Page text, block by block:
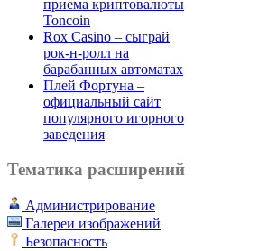
приема криптовалюты
Toncoin
Rox Casino – сыграй
рок-н-ролл на
барабанных автоматах
Плей Фортуна –
официальный сайт
популярного игорного
заведения
Тематика расширений
Администрирование
Галереи изображений
Безопасность